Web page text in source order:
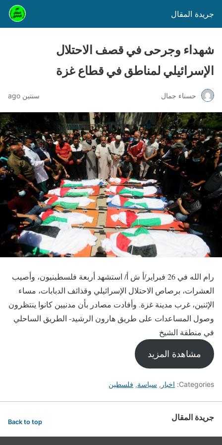
جريدة المقال
شهداء وجرحى في قصف الاحتلال
الإسرائيلي لمناطق في قطاع غزة
حسناء جمال سنتين ago
رام الله في 26 فبراير/أ ش أ/ استشهد أربعة فلسطينيون، وأصيب
العشرات، برصاص الاحتلال الإسرائيلي وقذائف الدبابات، مساء
الإثنين، غرب مدينة غزة. وأفادت مصادر بأن مدنيين كانوا ينتظرون
وصول المساعدات على طريق هارون الرشيد- الطريق الساحلي
في منطقة الشيخ
مشاهدة المزيد
Categories: اخبار , سياسة, فلسطين
جريدة المقال Back to top